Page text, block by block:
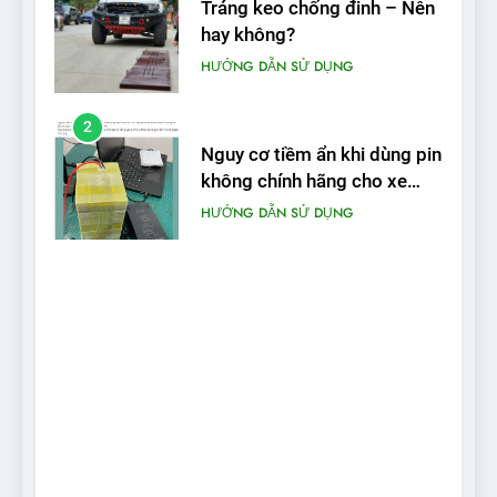
Tráng keo chống đinh – Nên
hay không?
HƯỚNG DẪN SỬ DỤNG
2
Nguy cơ tiềm ẩn khi dùng pin
không chính hãng cho xe
máy điện
HƯỚNG DẪN SỬ DỤNG